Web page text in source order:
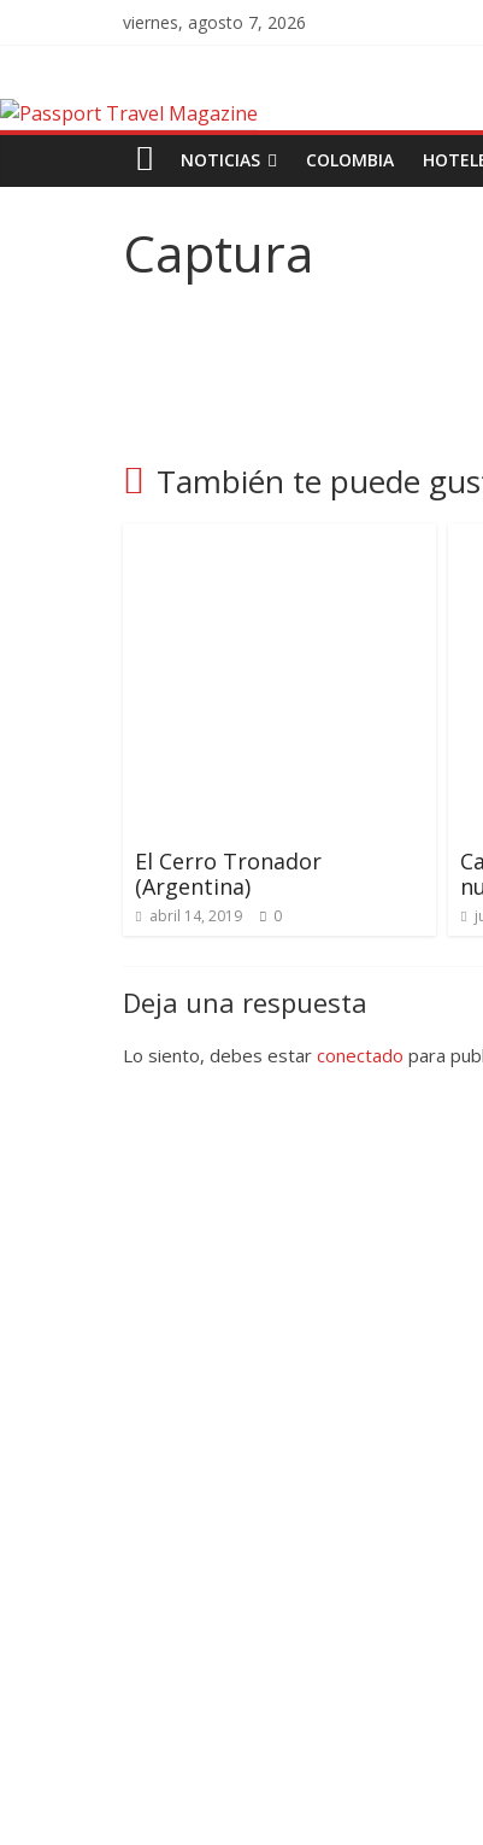
viernes, agosto 7, 2026
NOTICIAS COLOMBIA
Captura
También te puede
El Cerro Tronador
(Argentina)
abril 14, 2019 0
Deja una respuesta
Lo siento, debes estar conectado para